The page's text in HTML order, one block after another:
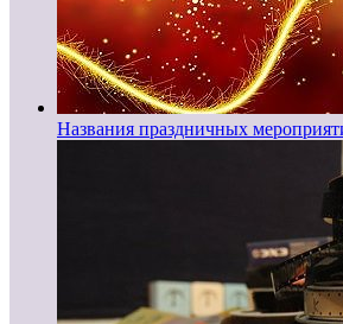
Названия праздничных